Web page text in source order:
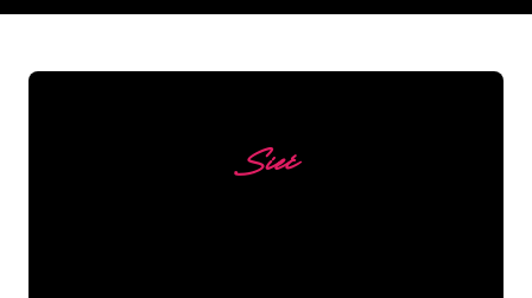
Sieć